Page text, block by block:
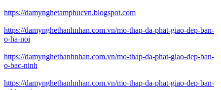
https://damynghetamphucvn.blogspot.com
https://damynghethanhnhan.com.vn/mo-thap-da-phat-giao-dep-ban-
o-ha-noi
https://damynghethanhnhan.com.vn/mo-thap-da-phat-giao-dep-ban-
o-bac-ninh
https://damynghethanhnhan.com.vn/mo-thap-da-phat-giao-dep-ban-